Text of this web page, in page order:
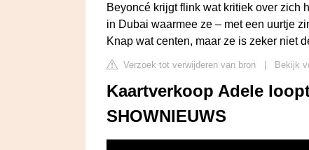
Beyoncé krijgt flink wat kritiek over zich
in Dubai waarmee ze – met een uurtje
Knap wat centen, maar ze is zeker niet
Verzoek tot verwijderen van bron Bekijk
Kaartverkoop Adele
SHOWNIEUWS